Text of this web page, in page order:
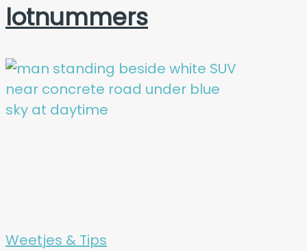
lotnummers
Weetjes & Tips